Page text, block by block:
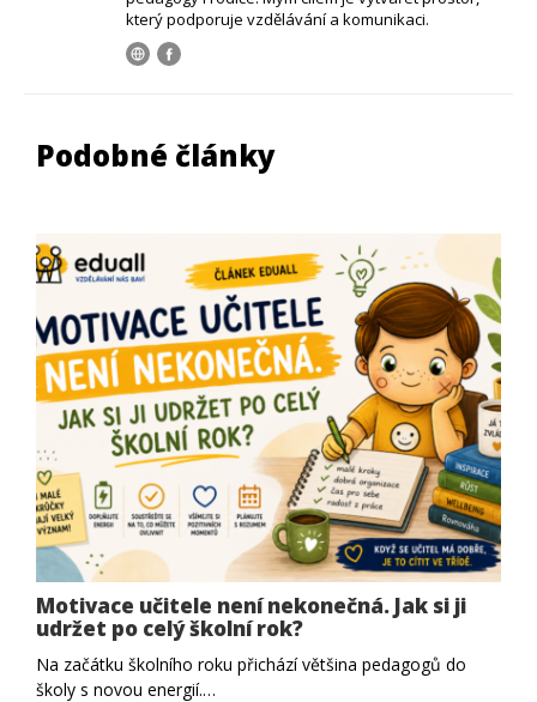
který podporuje vzdělávání a komunikaci.
Podobné články
Motivace učitele není nekonečná. Jak si ji
udržet po celý školní rok?
Na začátku školního roku přichází většina pedagogů do
školy s novou energií.…